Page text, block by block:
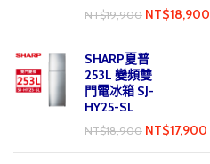
NT$19,900 NT$18,900
SHARP夏普
253L 變頻雙
門電冰箱 SJ-
HY25-SL
NT$18,900 NT$17,900